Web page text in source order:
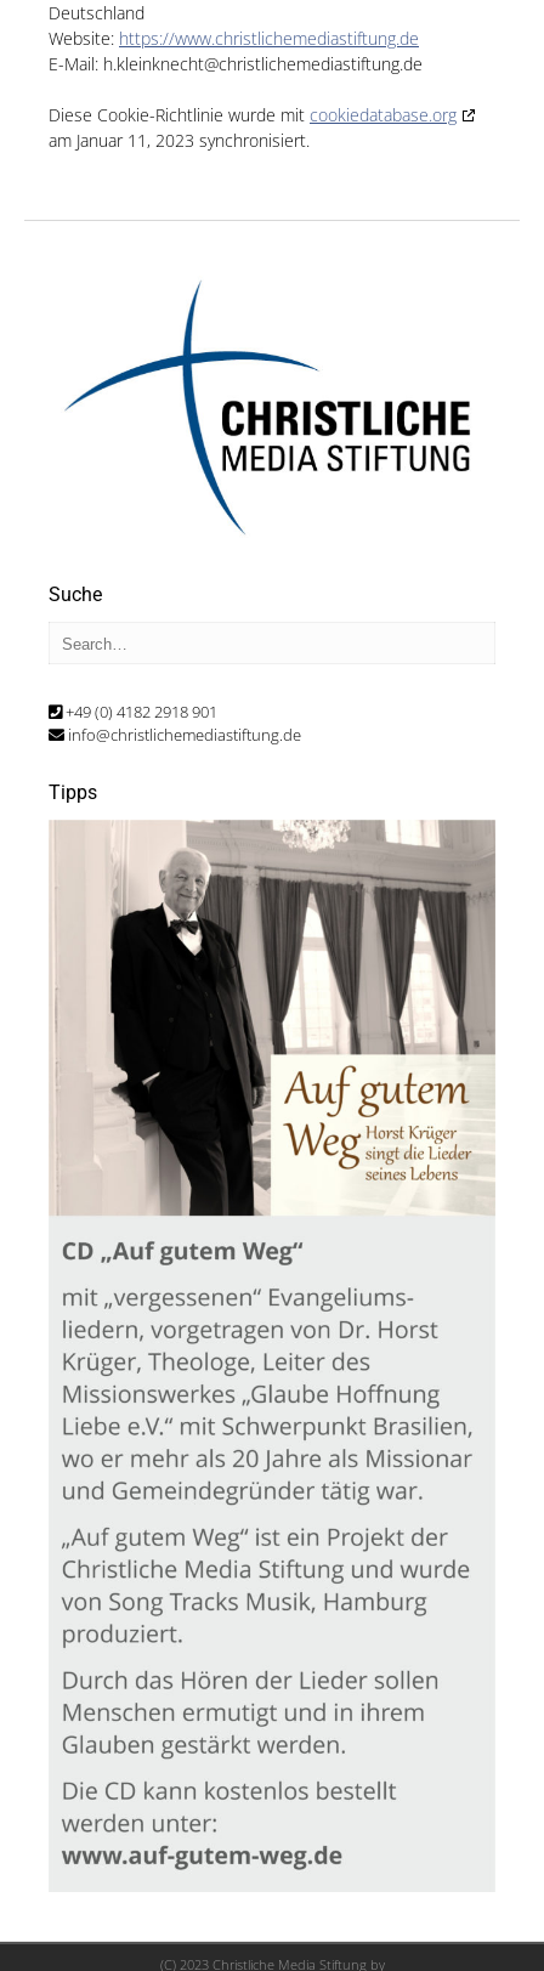
Deutschland
Website: https://www.christlichemediastiftung.de
E-Mail: h.kleinknecht@christlichemediastiftung.de
Diese Cookie-Richtlinie wurde mit cookiedatabase.org
am Januar 11, 2023 synchronisiert.
Suche
+49 (0) 4182 2918 901
info@christlichemediastiftung.de
Tipps
(C) 2023 Christliche Media Stiftung by